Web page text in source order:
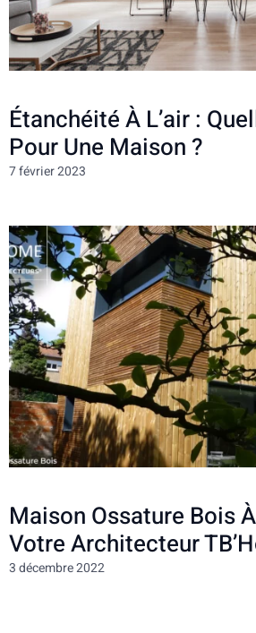
Étanchéité À L’air :
Pour Une Maison ?
7 février 2023
Maison Ossature Bois
Votre Architecteur
3 décembre 2022